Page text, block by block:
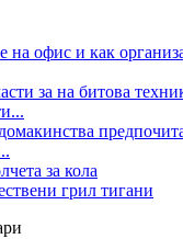
на офис и как
за на битова
за кола
грил тигани